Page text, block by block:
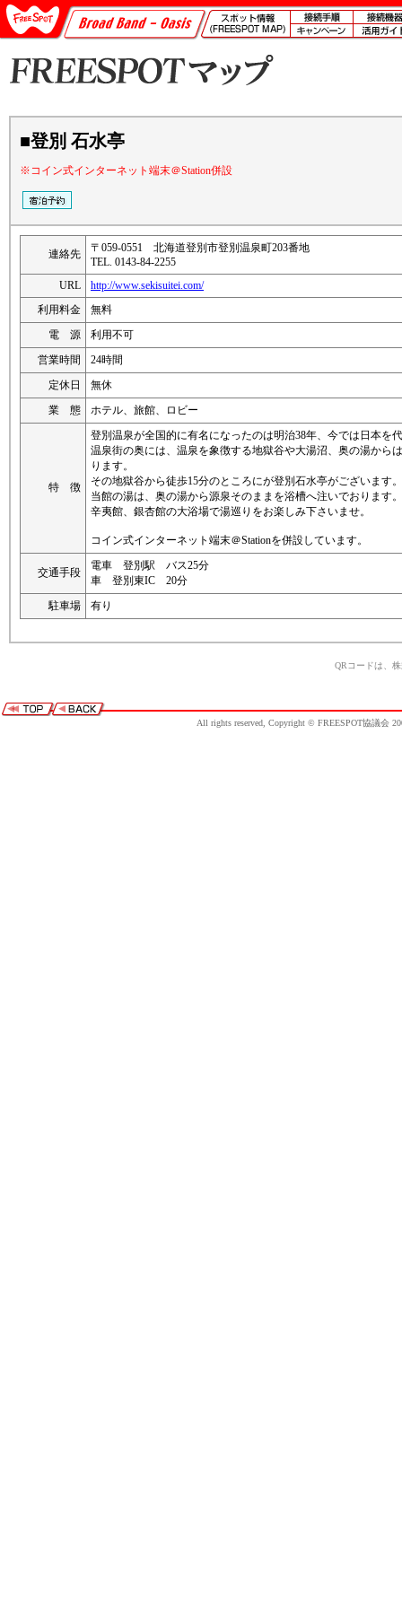
■登別 石水亭
※コイン式インターネット端末＠Station併設
連絡先
〒059-0551 北海道登別市登別温泉町203番地
TEL. 0143-84-2255
URL
http://www.sekisuitei.com/
利用料金
無料
電 源
利用不可
営業時間
24時間
定休日
無休
業 態
ホテル、旅館、ロビー
特 徴
登別温泉が全国的に有名になったのは明治38年、今では日本を
温泉街の奥には、温泉を象徴する地獄谷や大湯沼、奥の湯から
ります。
その地獄谷から徒歩15分のところにが登別石水亭がございます。
当館の湯は、奥の湯から源泉そのままを浴槽へ注いでおります。
辛夷館、銀杏館の大浴場で湯巡りをお楽しみ下さいませ。
コイン式インターネット端末＠Stationを併設しています。
交通手段
電車 登別駅 バス25分
車 登別東IC 20分
駐車場
有り
QRコードは、
All rights reserved, Copyright © FREESPOT協議会